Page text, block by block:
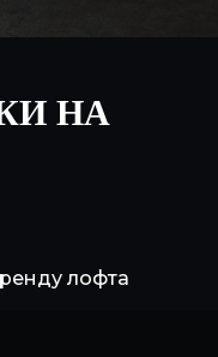
НА
лофта